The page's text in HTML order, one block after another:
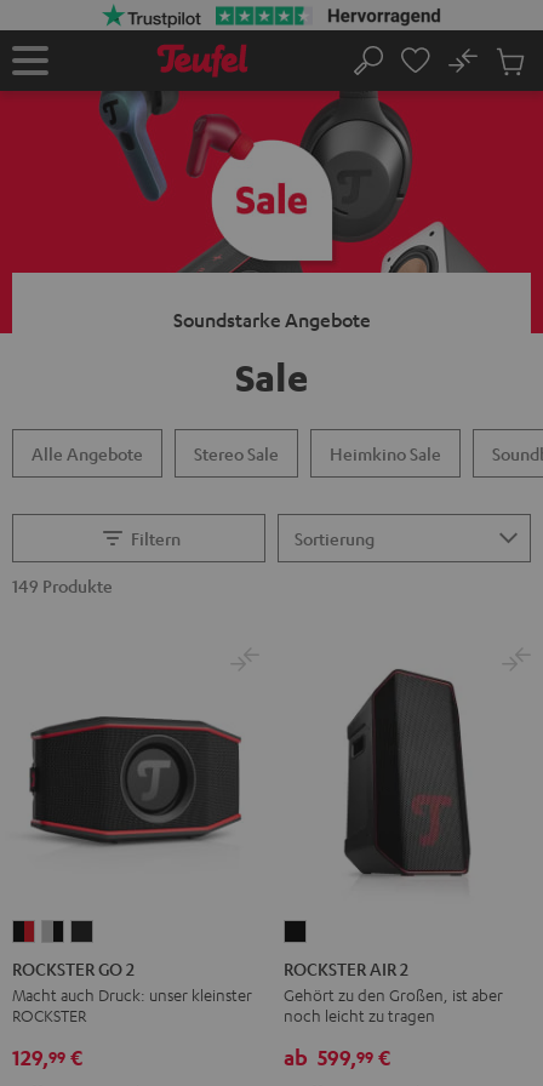
Startseite
Suche
No
Soundstarke Angebote
Sale
Alle Angebote Stereo Sale Heimkino Sale
Filtern
149 Produkte
GO
2
Black
&
GO
2
Gray
&
GO
2
ROCKSTER GO 2
Macht auch Druck: unser kleinster
ROCKSTER
129,99 €
AIR
2
Schwarz
ROCKSTER AIR 2
Gehört zu den Großen, ist aber
noch leicht zu tragen
ab 599,99 €